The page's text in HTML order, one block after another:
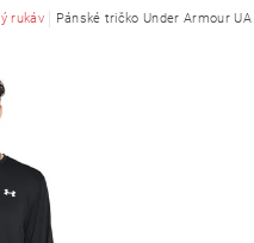
rukáv Pánské tričko Under Armour UA